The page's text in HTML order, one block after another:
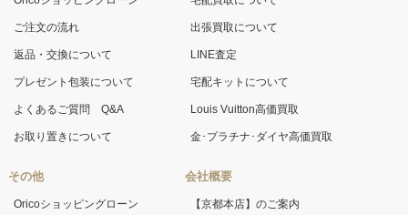
ご注文の流れ
返品・交換について
プレゼント包装について
よくあるご質問 Q&A
お取り置きについて
その他
Oricoショッピングローン
出張買取について
LINE査定
宅配キットについて
Louis Vuitton高価買取
金･プラチナ･ダイヤ高価買取
会社概要
【京都本店】のご案内